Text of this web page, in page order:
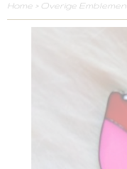
Home > Overige Emblemen